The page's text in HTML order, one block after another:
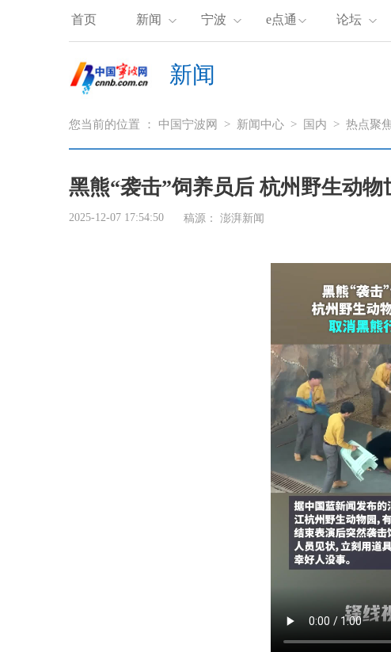
首页 新闻 宁波 e点通 论坛
新闻
您当前的位置 ： 中国宁波网 > 新闻中心 > 国内 > 热点聚
黑熊“袭击”饲养员后 杭州野生动物
2025-12-07 17:54:50 稿源： 澎湃新闻